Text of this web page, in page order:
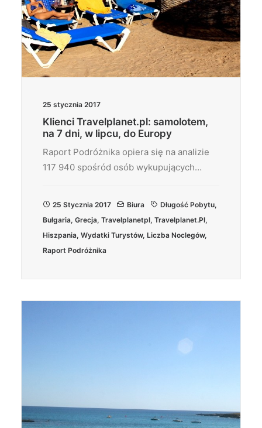
25 stycznia 2017
Klienci Travelplanet.pl: samolotem,
na 7 dni, w lipcu, do Europy
Raport Podróżnika opiera się na analizie
117 940 spośród osób wykupujących…
25 Stycznia 2017 Biura Długość Pobytu,
Bułgaria, Grecja, Travelplanetpl, Travelplanet.pl,
Hiszpania, Wydatki Turystów, Liczba Noclegów,
Raport Podróżnika